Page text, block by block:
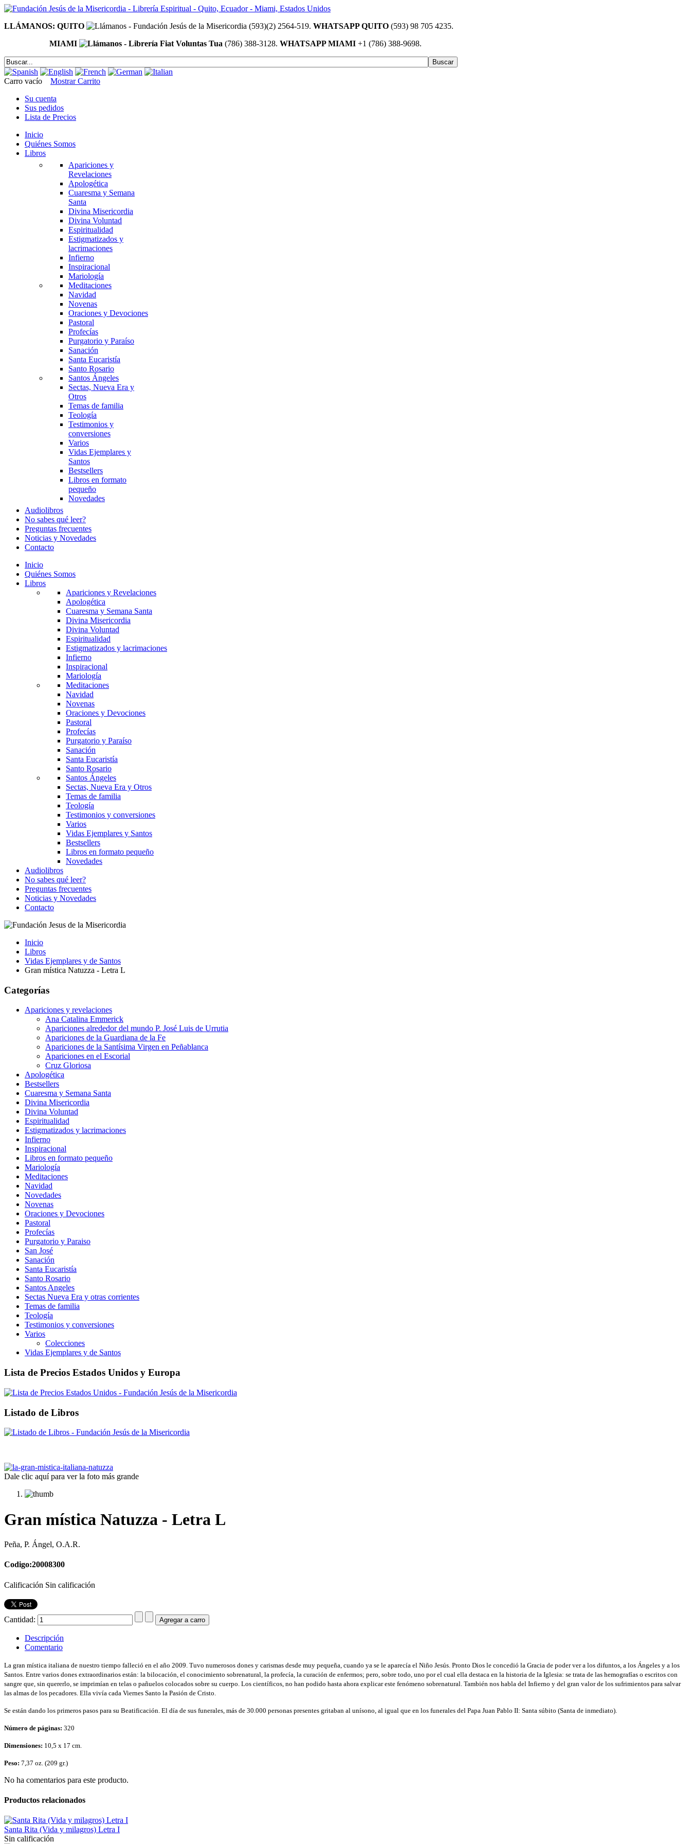
LLÁMANOS: QUITO (593)(2) 2564-519. WHATSAPP QUITO (593) 98 705 4235.
MIAMI
(786) 388-3128. WHATSAPP MIAMI +1 (786) 388-9698.
Carro vacío
Mostrar Carrito
Su cuenta
Sus pedidos
Lista de Precios
Inicio
Quiénes Somos
Libros
Apariciones y
Revelaciones
Apologética
Cuaresma y Semana
Santa
Divina Misericordia
Divina Voluntad
Espiritualidad
Estigmatizados y
lacrimaciones
Infierno
Inspiracional
Mariología
Meditaciones
Navidad
Novenas
Oraciones y Devociones
Pastoral
Profecías
Purgatorio y Paraíso
Sanación
Santa Eucaristía
Santo Rosario
Santos Ángeles
Sectas, Nueva Era y
Otros
Temas de familia
Teología
Testimonios y
conversiones
Varios
Vidas Ejemplares y
Santos
Bestsellers
Libros en formato
pequeño
Novedades
Audiolibros
No sabes qué leer?
Preguntas frecuentes
Noticias y Novedades
Contacto
Inicio
Quiénes Somos
Libros
Apariciones y Revelaciones
Apologética
Cuaresma y Semana Santa
Divina Misericordia
Divina Voluntad
Espiritualidad
Estigmatizados y lacrimaciones
Infierno
Inspiracional
Mariología
Meditaciones
Navidad
Novenas
Oraciones y Devociones
Pastoral
Profecías
Purgatorio y Paraíso
Sanación
Santa Eucaristía
Santo Rosario
Santos Ángeles
Sectas, Nueva Era y Otros
Temas de familia
Teología
Testimonios y conversiones
Varios
Vidas Ejemplares y Santos
Bestsellers
Libros en formato pequeño
Novedades
Audiolibros
No sabes qué leer?
Preguntas frecuentes
Noticias y Novedades
Contacto
Inicio
Libros
Vidas Ejemplares y de Santos
Gran mística Natuzza - Letra L
Categorías
Apariciones y revelaciones
Ana Catalina Emmerick
Apariciones alrededor del mundo P. José Luis de Urrutia
Apariciones de la Guardiana de la Fe
Apariciones de la Santísima Virgen en Peñablanca
Apariciones en el Escorial
Cruz Gloriosa
Apologética
Bestsellers
Cuaresma y Semana Santa
Divina Misericordia
Divina Voluntad
Espiritualidad
Estigmatizados y lacrimaciones
Infierno
Inspiracional
Libros en formato pequeño
Mariología
Meditaciones
Navidad
Novedades
Novenas
Oraciones y Devociones
Pastoral
Profecías
Purgatorio y Paraiso
San José
Sanación
Santa Eucaristía
Santo Rosario
Santos Angeles
Sectas Nueva Era y otras corrientes
Temas de familia
Teología
Testimonios y conversiones
Varios
Colecciones
Vidas Ejemplares y de Santos
Lista de Precios Estados Unidos y Europa
Listado de Libros
Dale clic aquí para ver la foto más grande
Gran mística Natuzza - Letra L
Peña, P. Ángel, O.A.R.
Codigo:20008300
Calificación Sin calificación
Cantidad:
Descripción
Comentario
La gran mística italiana de nuestro tiempo falleció en el año 2009. Tuvo numerosos dones y carismas desde muy pequeña, cuando ya se le aparecía el Niño Jesús. Pronto Dios le concedió la Gracia de poder ver a los difuntos, a los Ángeles y a los
Santos. Entre varios dones extraordinarios están: la bilocación, el conocimiento sobrenatural, la profecía, la curación de enfermos; pero, sobre todo, uno por el cual ella destaca en la historia de la Iglesia: se trata de las hemografías o escritos con
sangre que, sin quererlo, se imprimían en telas o pañuelos colocados sobre su cuerpo. Los científicos, no han podido hasta ahora explicar este fenómeno sobrenatural. También nos habla del Infierno y del gran valor de los sufrimientos para salvar
las almas de los pecadores. Ella vivía cada Viernes Santo la Pasión de Cristo.
Se están dando los primeros pasos para su Beatificación. El día de sus funerales, más de 30.000 personas presentes gritaban al unísono, al igual que en los funerales del Papa Juan Pablo II: Santa súbito (Santa de inmediato).
Número de páginas: 320
Dimensiones: 10,5 x 17 cm.
Peso: 7,37 oz. (209 gr.)
No ha comentarios para este producto.
Productos relacionados
Santa Rita (Vida y milagros) Letra I
Sin calificación